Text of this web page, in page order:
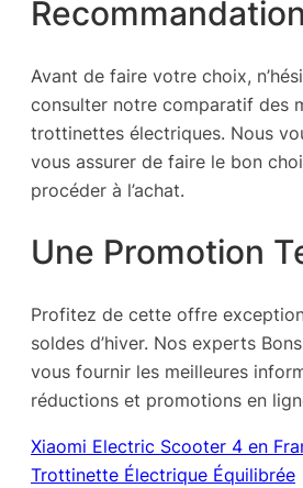
Avant de faire votre choix,
consulter notre comparatif des
trottinettes électriques. Nous
vous assurer de faire le bon
procéder à l’achat.
Une Promotion
Profitez de cette offre
soldes d’hiver. Nos experts
vous fournir les meilleures
réductions et promotions en
Xiaomi Electric Scooter 4 en
Trottinette Électrique Équilibrée